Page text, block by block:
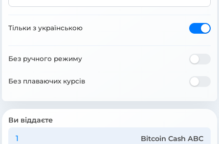
Тільки з українською
Без ручного режиму
Без плаваючих курсів
Ви віддаєте
Bitcoin Cash ABC